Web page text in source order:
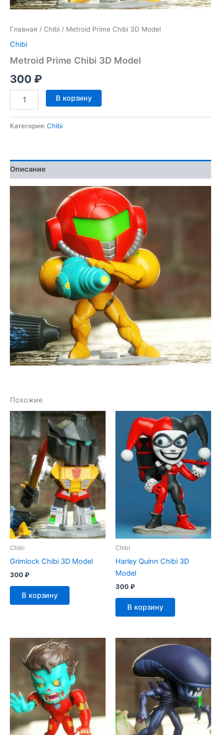
Главная / Chibi / Metroid Prime Chibi 3D Model
Chibi
Metroid Prime Chibi 3D Model
300 ₽
Количество
товара
Prime
В корзину
Категория: Chibi
Описание
Похожие
Chibi
Grimlock Chibi 3D Model
300₽
В корзину
Chibi
Harley Quinn Chibi 3D
Model
300₽
В корзину